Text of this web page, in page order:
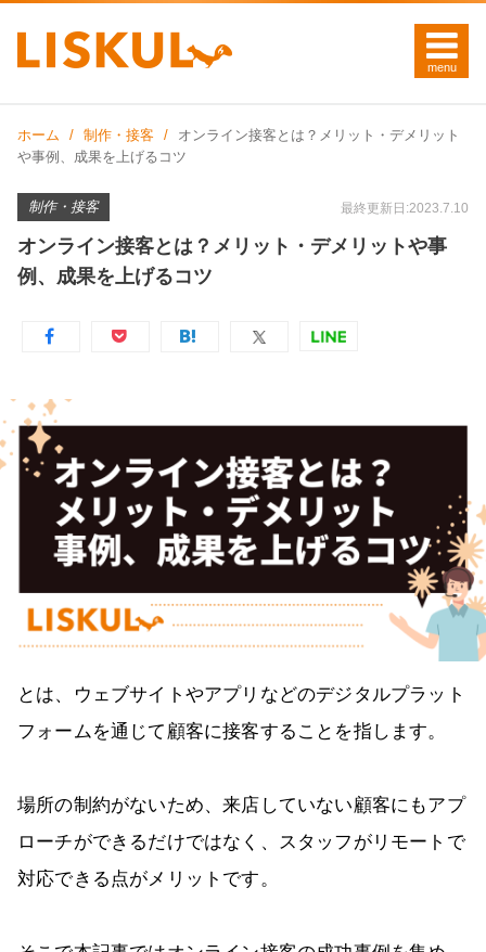
ホーム 制作・接客
オンライン接客とは？メリット・デメリット
や事例、成果を上げるコツ
制作・接客 最終更新日:2023.7.10
オンライン接客とは？メリット・デメリットや事
例、成果を上げるコツ
とは、ウェブサイトやアプリなどのデジタルプラット
フォームを通じて顧客に接客することを指します。
場所の制約がないため、来店していない顧客にもアプ
ローチができるだけではなく、スタッフがリモートで
対応できる点がメリットです。